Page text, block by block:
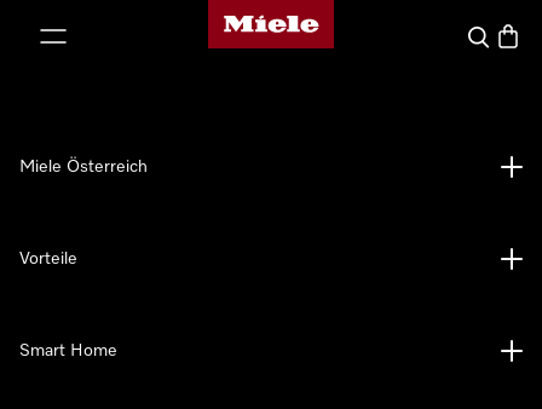
Miele-Homepage
Suche
Miele Österreich
Vorteile
Smart Home